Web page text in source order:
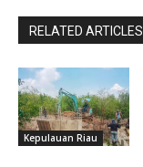
RELATED ARTICLES
Kepulauan Riau